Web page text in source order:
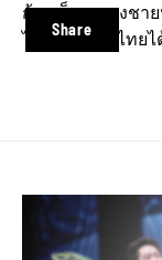
Share
ก้าวเล็กๆ ของชา
ไตรกีฬาชาวไทยไ